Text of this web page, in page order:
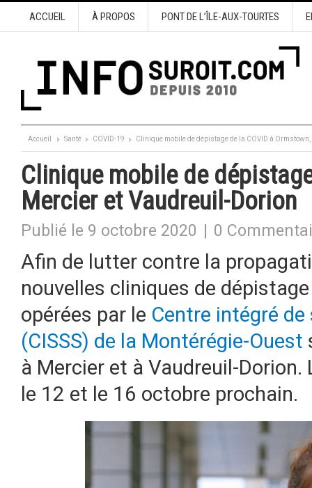
ACCUEIL À PROPOS PONT DE L’ÎLE-AUX-TOURTES
Accueil Santé COVID-19 Clinique mobile de dépistage de la COVID à
Clinique mobile de
Mercier et Vaudreuil-Dorion
Publié le 9 octobre 2020 0
Afin de lutter contre la
nouvelles cliniques de
opérées par le Centre intégré
(CISSS) de la Montérégie-Ouest
à Mercier et à Vaudreuil-
le 12 et le 16 octobre prochain.